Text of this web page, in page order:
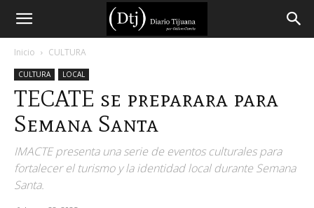
Diario
Tijuana
Inicio CULTURA
CULTURA LOCAL
TECATE se preparara para
Semana Santa
IMACTE presenta una serie de eventos culturales para
fortalecer el turismo y la identidad local durante Semana
Santa.